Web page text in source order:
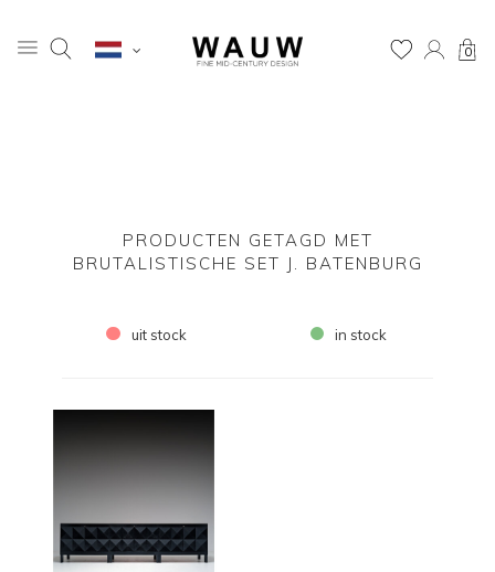
0
PRODUCTEN GETAGD MET
BRUTALISTISCHE SET J. BATENBURG
uit stock in stock